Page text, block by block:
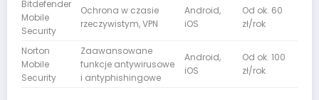
Bitdefender
Mobile
Security
Ochrona w czasie
rzeczywistym, VPN
Android,
iOS
Od ok. 60
zł/rok
Norton
Mobile
Security
Zaawansowane
funkcje antywirusowe
i antyphishingowe
Android,
iOS
Od ok. 100
zł/rok